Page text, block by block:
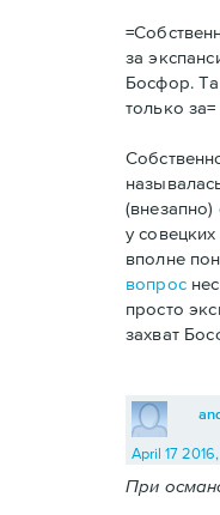
за
Босфор.
только за=
у
вполне
вопрос
просто
захват
April 17
При